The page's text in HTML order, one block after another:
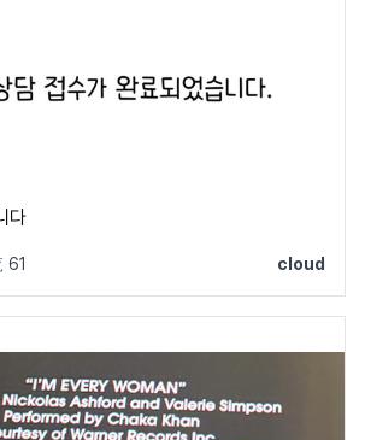
다
61 cloud